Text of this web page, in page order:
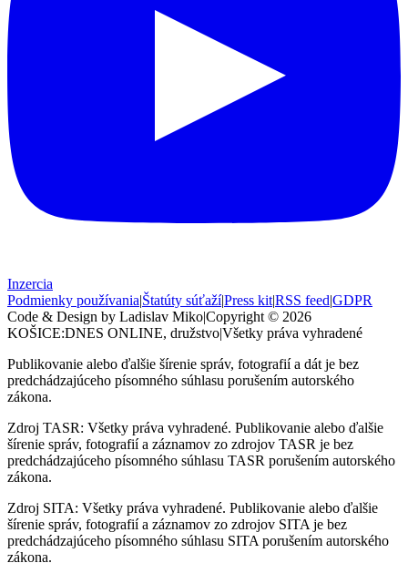
Inzercia
Podmienky používania|Štatúty súťaží|Press kit|RSS feed|GDPR
Code & Design by Ladislav Miko|Copyright © 2026
KOŠICE:DNES ONLINE, družstvo|Všetky práva vyhradené
Publikovanie alebo ďalšie šírenie správ, fotografií a dát je bez
predchádzajúceho písomného súhlasu porušením autorského
zákona.
Zdroj TASR: Všetky práva vyhradené. Publikovanie alebo ďalšie
šírenie správ, fotografií a záznamov zo zdrojov TASR je bez
predchádzajúceho písomného súhlasu TASR porušením autorského
zákona.
Zdroj SITA: Všetky práva vyhradené. Publikovanie alebo ďalšie
šírenie správ, fotografií a záznamov zo zdrojov SITA je bez
predchádzajúceho písomného súhlasu SITA porušením autorského
zákona.